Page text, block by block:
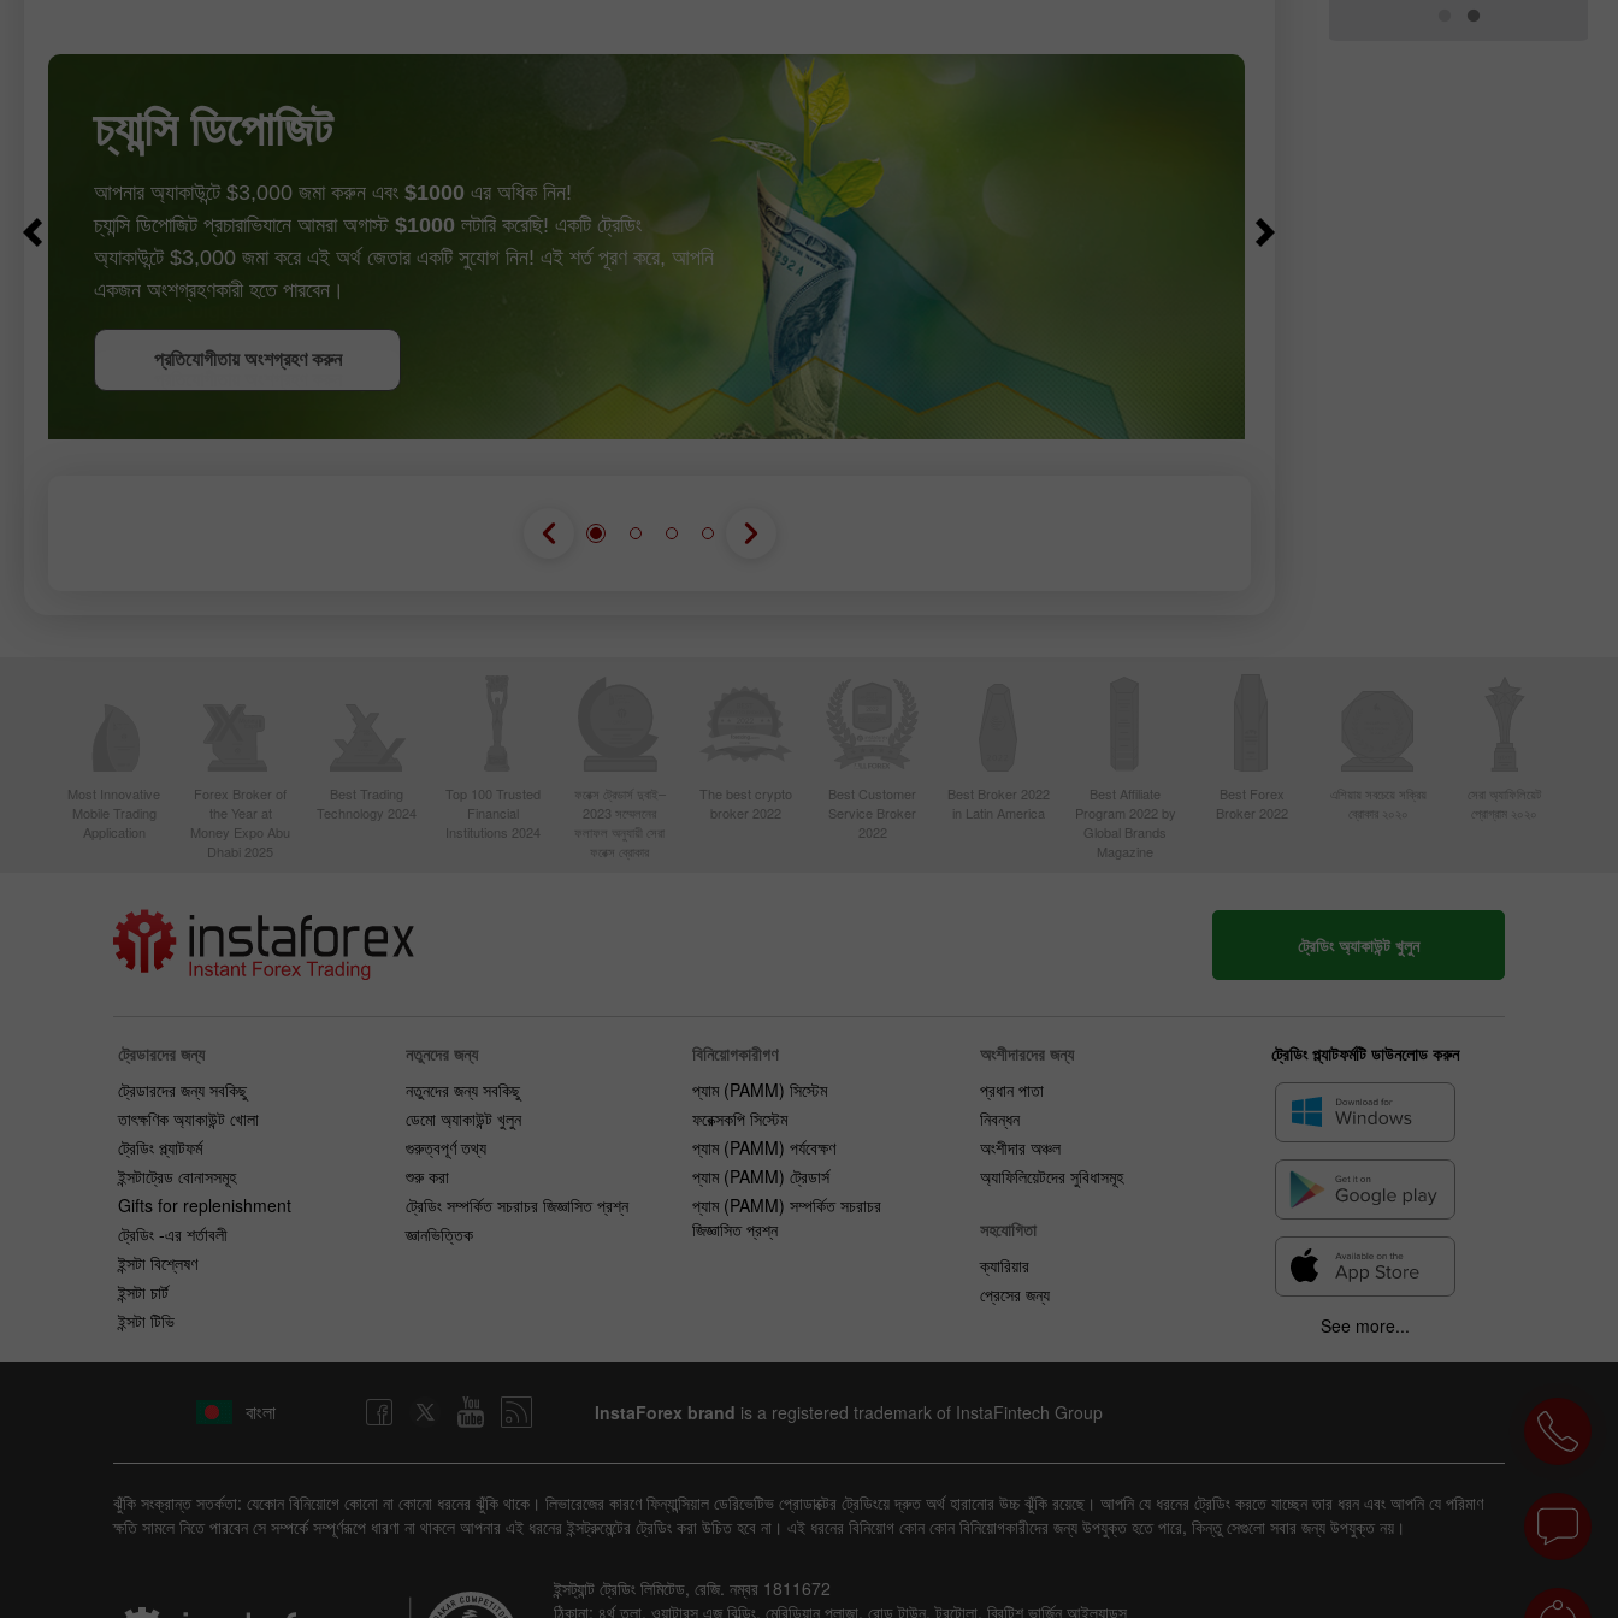
সপ্তাহের সংখ্যাটি ১,০০০ বাড়িয়ে ১,৯৭,০০০
চ্যান্সি ডিপোজিট
আপনার অ্যাকাউন্টে $3,000 জমা করুন এবং $1000 এর অধিক নিন!
চ্যান্সি ডিপোজিট প্রচারাভিযানে আমরা অগাস্ট $1000 লটারি করেছি! একটি ট্রেডিং
অ্যাকাউন্টে $3,000 জমা করে এই অর্থ জেতার একটি সুযোগ নিন! এই শর্ত পূরণ করে, আপনি
একজন অংশগ্রহণকারী হতে পারবেন।
প্রতিযোগীতায় অংশগ্রহণ করুন
প্রতিযোগীতায় অংশগ্রহণ করুন
Most Innovative
Mobile Trading
Application
Forex Broker of
the Year at
Money Expo Abu
Dhabi 2025
Best Trading
Technology 2024
Top 100 Trusted
Financial
Institutions 2024
ফরেক্স ট্রেডার্স দুবাই–
2023 সম্মেলনের
ফলাফল অনুযায়ী সেরা
ফরেক্স ব্রোকার
The best crypto
broker 2022
Best Customer
Service Broker
2022
Best Broker 2022
in Latin America
Best Affiliate
Program 2022 by
Global Brands
Magazine
Best Forex
Broker 2022
এশিয়ায় সবচেয়ে সক্রিয়
ব্রোকার ২০২০
সেরা অ্যাফিলিয়েট
প্রোগ্রাম ২০২০
ট্রেডিং অ্যাকাউন্ট খুলুন
ট্রেডারদের জন্য
ট্রেডারদের জন্য সবকিছু
তাৎক্ষণিক অ্যাকাউন্ট খোলা
ট্রেডিং প্ল্যাটফর্ম
ইন্সটাট্রেড বোনাসসমূহ
Gifts for replenishment
ট্রেডিং -এর শর্তাবলী
ইন্সটা বিশ্লেষণ
ইন্সটা চার্ট
ইন্সটা টিভি
নতুনদের জন্য
নতুনদের জন্য সবকিছু
ডেমো অ্যাকাউন্ট খুলুন
গুরুত্বপূর্ণ তথ্য
শুরু করা
ট্রেডিং সম্পর্কিত সচরাচর জিজ্ঞাসিত প্রশ্ন
জ্ঞানভিত্তিক
বিনিয়োগকারীগণ
প্যাম (PAMM) সিস্টেম
ফরেক্সকপি সিস্টেম
প্যাম (PAMM) পর্যবেক্ষণ
প্যাম (PAMM) ট্রেডার্স
প্যাম (PAMM) সম্পর্কিত সচরাচর
জিজ্ঞাসিত প্রশ্ন
অংশীদারদের জন্য
প্রধান পাতা
নিবন্ধন
অংশীদার অঞ্চল
অ্যাফিলিয়েটদের সুবিধাসমূহ
সহযোগিতা
ক্যারিয়ার
প্রেসের জন্য
ট্রেডিং প্ল্যাটফর্মটি ডাউনলোড করুন
See more...
বাংলা InstaForex brand is a registered trademark of InstaFintech Group
ঝুঁকি সংক্রান্ত সতর্কতা: যেকোন বিনিয়োগে কোনো না কোনো ধরনের ঝুঁকি থাকে। লিভারেজের কারণে ফিন্যান্সিয়াল ডেরিভেটিভ প্রোডাক্টের ট্রেডিংয়ে দ্রুত অর্থ হারানোর উচ্চ ঝুঁকি রয়েছে। আপনি যে ধরনের ট্রেডিং করতে যাচ্ছেন তার ধরন এবং আপনি যে পরিমাণ
ক্ষতি সামলে নিতে পারবেন সে সম্পর্কে সম্পূর্ণরূপে ধারণা না থাকলে আপনার এই ধরনের ইন্সট্রুমেন্টের ট্রেডিং করা উচিত হবে না। এই ধরনের বিনিয়োগ কোন কোন বিনিয়োগকারীদের জন্য উপযুক্ত হতে পারে, কিন্তু সেগুলো সবার জন্য উপযুক্ত নয়।
ইন্সট্যান্ট ট্রেডিং লিমিটেড, রেজি. নম্বর 1811672
ঠিকানা: ৪র্থ তলা, ওয়াটারস এজ বিল্ডিং, মেরিডিয়ান প্লাজা, রোড টাউন, টরটোলা, ব্রিটিশ ভার্জিন আইল্যান্ডস